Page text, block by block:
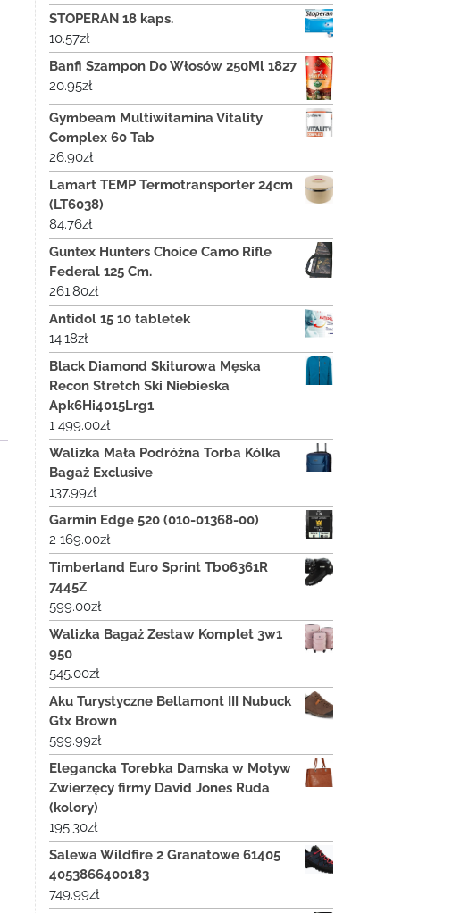
STOPERAN 18 kaps.
10.57zł
Banfi Szampon Do Włosów 250Ml 1827
20.95zł
Gymbeam Multiwitamina Vitality
Complex 60 Tab
26.90zł
Lamart TEMP Termotransporter 24cm
(LT6038)
84.76zł
Guntex Hunters Choice Camo Rifle
Federal 125 Cm.
261.80zł
Antidol 15 10 tabletek
14.18zł
Black Diamond Skiturowa Męska
Recon Stretch Ski Niebieska
Apk6Hi4015Lrg1
1 499.00zł
Walizka Mała Podróżna Torba Kólka
Bagaż Exclusive
137.99zł
Garmin Edge 520 (010-01368-00)
2 169.00zł
Timberland Euro Sprint Tb06361R
7445Z
599.00zł
Walizka Bagaż Zestaw Komplet 3w1
950
545.00zł
Aku Turystyczne Bellamont III Nubuck
Gtx Brown
599.99zł
Elegancka Torebka Damska w Motyw
Zwierzęcy firmy David Jones Ruda
(kolory)
195.30zł
Salewa Wildfire 2 Granatowe 61405
4053866400183
749.99zł